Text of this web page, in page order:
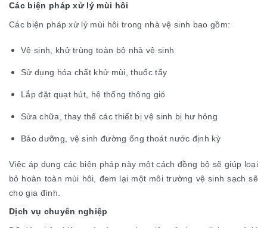
Các biện pháp xử lý mùi hôi
Các biện pháp xử lý mùi hôi trong nhà vệ sinh bao gồm:
Vệ sinh, khử trùng toàn bộ nhà vệ sinh
Sử dụng hóa chất khử mùi, thuốc tẩy
Lắp đặt quạt hút, hệ thống thông gió
Sửa chữa, thay thế các thiết bị vệ sinh bị hư hỏng
Bảo dưỡng, vệ sinh đường ống thoát nước định kỳ
Việc áp dụng các biện pháp này một cách đồng bộ sẽ giúp loại
bỏ hoàn toàn mùi hôi, đem lại một môi trường vệ sinh sạch sẽ
cho gia đình.
Dịch vụ chuyên nghiệp